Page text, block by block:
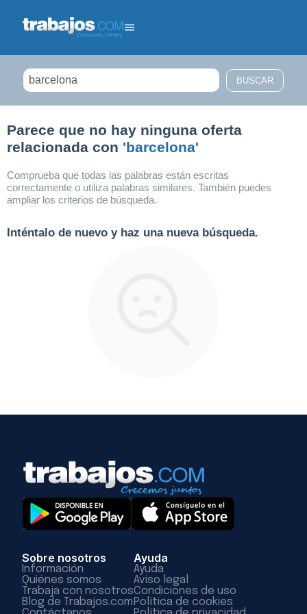
Parece que no hay ninguna oferta
relacionada con 'barcelona'
Comprueba que todas las palabras están escritas
correctamente o utiliza palabras similares. También puedes
ampliar los criterios de búsqueda.
Inténtalo de nuevo y haz una nueva búsqueda.
Sobre nosotros
Información
Quiénes somos
Trabaja con nosotros
Blog de Trabajos.com
Ayuda
Ayuda
Aviso legal
Condiciones de uso
Política de cookies